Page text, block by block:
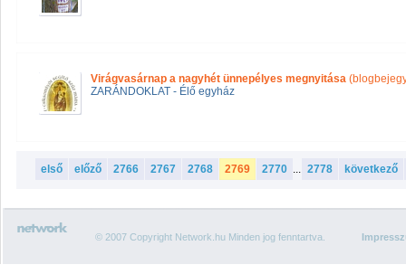
Virágvasárnap a nagyhét ünnepélyes megnyitása
ZARÁNDOKLAT - Élő egyház
első előző 2766 2767 2768 2769 2770 ... 2778 következő
© 2007 Copyright Network.hu Minden jog fenntartva.